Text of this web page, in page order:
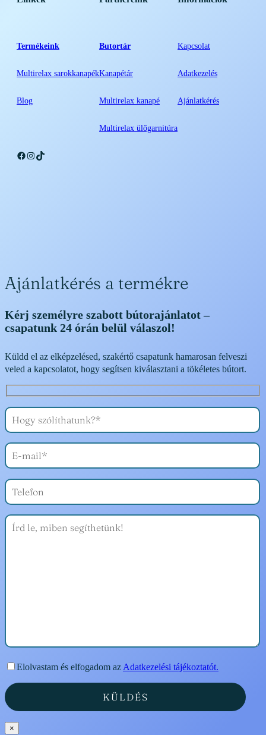
F
Termékeink
Multirelax sarokkanapék
Blog
Butortár
Kanapétár
Multirelax kanapé
Multirelax ülőgarnitúra
Kapcsolat
Adatkezelés
Ajánlatkérés
Facebook
Instagram
TikTok
Ajánlatkérés a termékre
Kérj személyre szabott bútorajánlatot –
csapatunk 24 órán belül válaszol!
Küldd el az elképzelésed, szakértő csapatunk hamarosan felveszi
veled a kapcsolatot, hogy segítsen kiválasztani a tökéletes bútort.
Elolvastam és elfogadom az Adatkezelési tájékoztatót.
×